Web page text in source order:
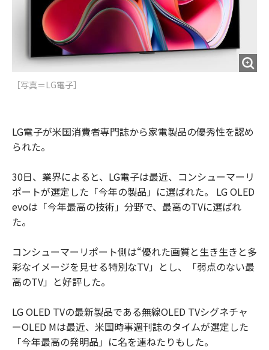
［写真＝​LG電子］
LG電子が米国消費者専門誌から家電製品の優秀性を認め
られた。
30日、業界によると、LG電子は最近、コンシューマーリ
ポートが選定した「今年の製品」に選ばれた。 LG OLED
evoは「今年最高の技術」分野で、最高のTVに選ばれ
た。
コンシューマーリポート側は“優れた画質と生き生きと多
彩なイメージを見せる特別なTV」とし、「弱点のない最
高のTV」と好評した。
LG OLED TVの最新製品である無線OLED TVシグネチャ
ーOLED Mは最近、米国時事週刊誌のタイムが選定した
「今年最高の発明品」に名を連ねたりもした。